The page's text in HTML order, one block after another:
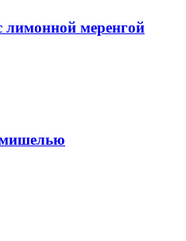
меренгой